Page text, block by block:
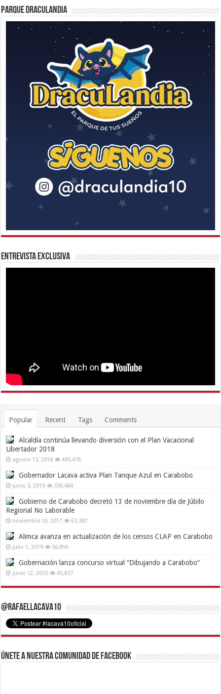
Parque Draculandia
Entrevista Exclusiva
Popular Recent Tags Comments
Alcaldía continúa llevando diversión con el Plan Vacacional
Libertador 2018
agosto 13, 2018 445,476
Gobernador Lacava activa Plan Tanque Azul en Carabobo
junio 3, 2019 330,484
Gobierno de Carabobo decretó 13 de noviembre día de Júbilo
Regional No Laborable
noviembre 10, 2017 63,387
Alimca avanza en actualización de los censos CLAP en Carabobo
julio 1, 2019 56,856
Gobernación lanza concurso virtual “Dibujando a Carabobo”
junio 12, 2020 45,837
@RafaelLacava10
Únete a nuestra comunidad de Facebook